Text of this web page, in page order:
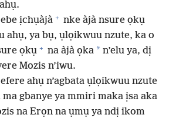
ịchụàjà + nke àjà nsure ọkụ
ahụ, ya bụ, ụlọikwuu nzute, ka o
ọkụ + na àjà ọka * n’elu ya, dị
Mozis n’iwu.
ahụ n’agbata ụlọikwuu nzute
gbanye ya mmiri maka ịsa aka
na Erọn na ụmụ ya ndị ikom